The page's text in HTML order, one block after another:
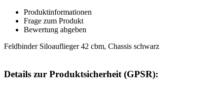
Produktinformationen
Frage zum Produkt
Bewertung abgeben
Feldbinder Siloauflieger 42 cbm, Chassis schwarz
Details zur Produktsicherheit (GPSR):